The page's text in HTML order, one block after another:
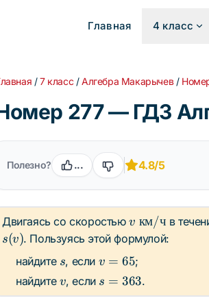
Главная 4 класс
/7 класс /Алгебра Макарычев/
277 — ГДЗ
Полезно? ... 4.8/5
Двигаясь со скоростьюv \;
\text{км/
v км/ч в
s(v). Пользуясь этой формулой:
найдите s
s, если v
=
65
v = 65;
найдите v
v, если s =
363
s = 363.